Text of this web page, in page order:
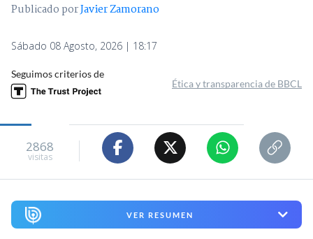
Publicado porJavier Zamorano
Sábado 08 Agosto, 2026 | 18:17
Seguimos criterios de
Ética y transparencia de BBCL
2868
visitas
VER RESUMEN